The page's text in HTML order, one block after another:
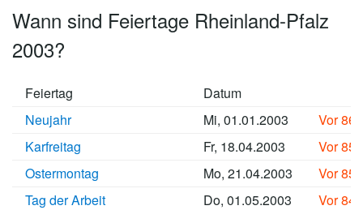
Wann sind Feiertage Rheinland-Pfalz
2003?
Feiertag
Datum
Neujahr
Mi, 01.01.2003
Vor
Karfreitag
Fr, 18.04.2003
Vor
Ostermontag
Mo, 21.04.2003
Vor
Tag der Arbeit
Do, 01.05.2003
Vor